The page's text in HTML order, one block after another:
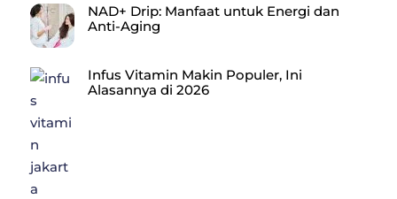
NAD+ Drip: Manfaat untuk Energi dan
Anti-Aging
Infus Vitamin Makin Populer, Ini
Alasannya di 2026